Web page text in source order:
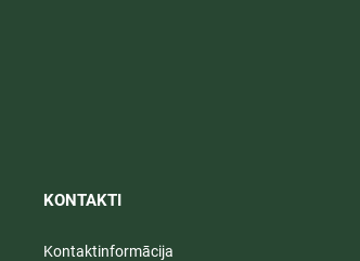
KONTAKTI​
Kontaktinformācija